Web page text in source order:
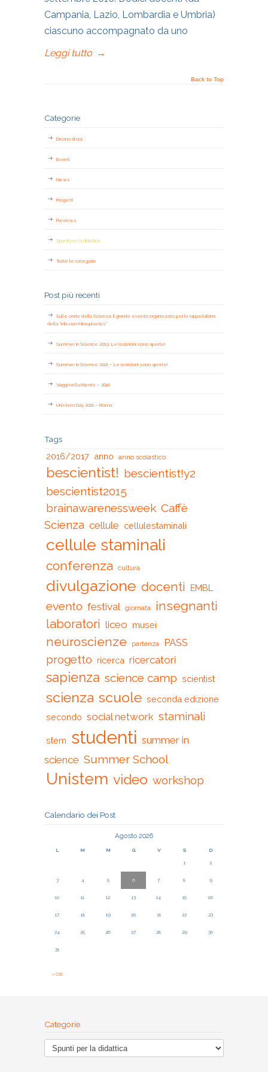
Campania, Lazio, Lombardia e Umbria)
ciascuno accompagnato da uno
Leggi tutto →
Back to Top
Categorie
Dicono di noi
Eventi
News
Progetti
Reviews
Spunti per la didattica
Tutte le categorie
Post più recenti
Sulle onde della Scienza: il grande evento organizzato per la tappa italiana
della “Mission Microplastics”
Summer in Science 2019: Le iscrizioni sono aperte!
Summer in Science 2018 – Le iscrizioni sono aperte!
Viaggi nella Mente – 2018
Unistem Day 2018 – Roma
Tags
2016/2017 anno anno scolastico
bescientist! bescientist!y2
bescientist2015
brainawarenessweek Caffè
Scienza cellule cellulestaminali
cellule staminali
conferenza cultura
divulgazione docenti EMBL
evento festival giornata
insegnanti
laboratori liceo musei
neuroscienze partenza PASS
progetto ricerca ricercatori
sapienza science camp scientist
scienza scuole seconda edizione
secondo social network staminali
stem studenti summer in
science Summer School
Unistem video workshop
Calendario dei Post
Agosto 2026
L M M G V S D
1 2
3 4 5 6 7 8 9
10 11 12 13 14 15 16
17 18 19 20 21 22 23
24 25 26 27 28 29 30
31
« Ott
Categorie